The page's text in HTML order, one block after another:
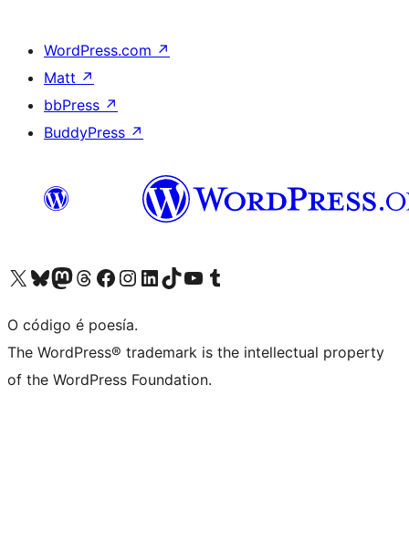
WordPress.com ↗
Matt ↗
bbPress ↗
BuddyPress ↗
Visita la cuenta de X (anteriormente Twitter)
Visita a nosa conta de Bluesky
Visita a nosa conta de Mastodon
Visita a nosa conta de Threads
Visita a nosa páxina de Facebook
Visita a nosa conta de Instagram
Visita a nosa conta de LinkedIn
Visita a nosa conta de TikTok
Visita a nosa canle de YouTube
Visita a nosa conta de Tumblr
O código é poesía.
The WordPress® trademark is the intellectual property
of the WordPress Foundation.